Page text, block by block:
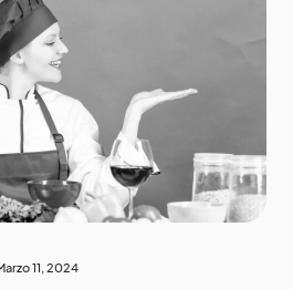
11, 2024